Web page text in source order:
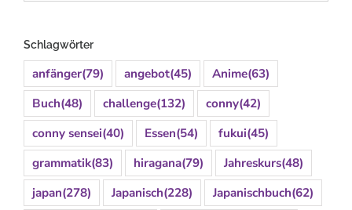
Schlagwörter
anfänger(79) angebot(45) Anime(63)
Buch(48) challenge(132) conny(42)
conny sensei(40) Essen(54) fukui(45)
grammatik(83) hiragana(79) Jahreskurs(48)
japan(278) Japanisch(228) Japanischbuch(62)